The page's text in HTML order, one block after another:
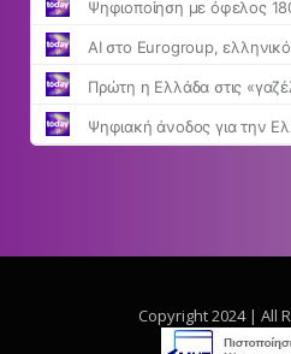
Copyright 2024 | All